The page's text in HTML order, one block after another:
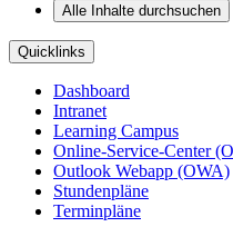
Alle Inhalte durchsuchen
Quicklinks
Dashboard
Intranet
Learning Campus
Online-Service-Center
Outlook Webapp (OWA)
Stundenpläne
Terminpläne